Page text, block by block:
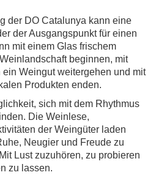
der DO Catalunya kann eine
der Ausgangspunkt für einen
mit einem Glas frischem
beginnen, mit
Weingut weitergehen und mit
Produkten enden.
sich mit dem Rhythmus
Die Weinlese,
der Weingüter laden
Neugier und Freude zu
Lust zuzuhören, zu probieren
zu lassen.